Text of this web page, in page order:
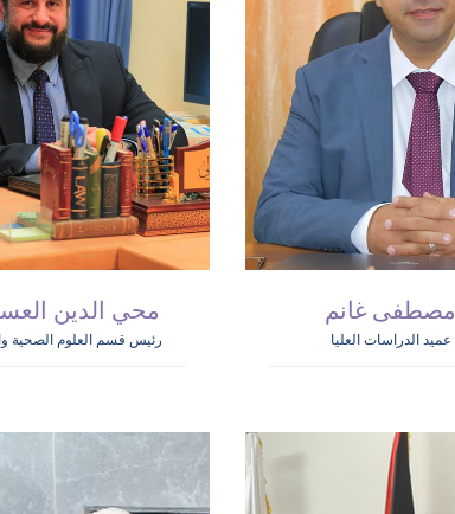
مصطفى غانم
عميد الدراسات العليا
محي الدين
رئيس قسم العلوم الصحية